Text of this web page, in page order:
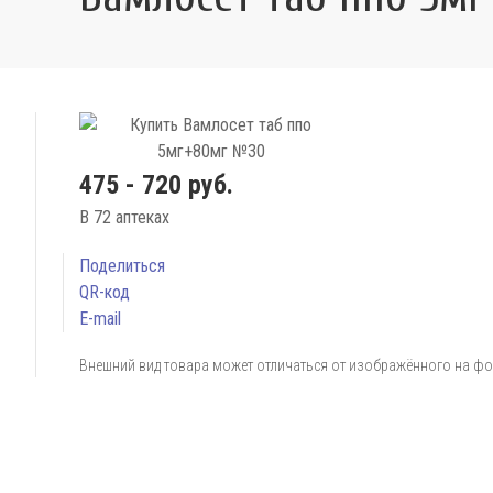
475 - 720 руб.
В 72 аптеках
Поделиться
QR-код
E-mail
Внешний вид товара может отличаться от изображённого на